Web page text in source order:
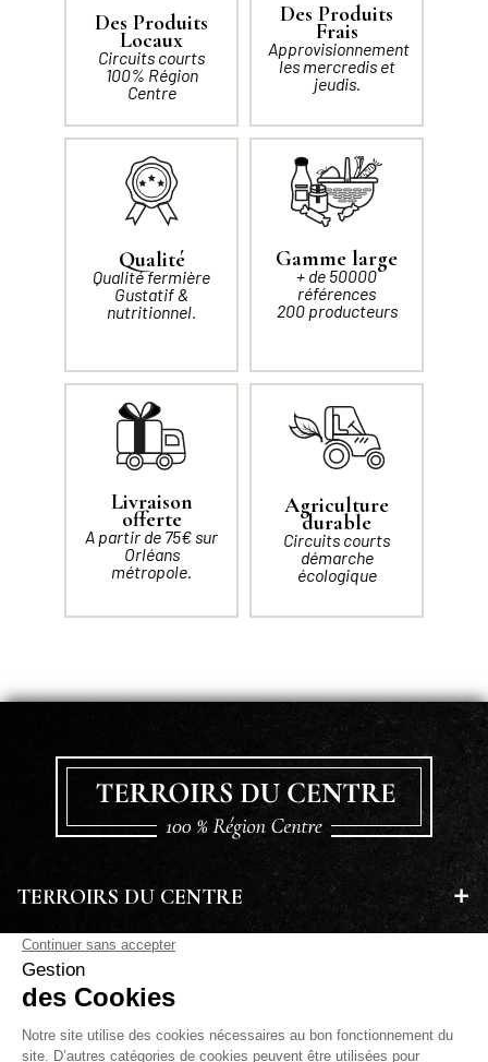
Des Produits
Locaux
Circuits courts
100% Région
Centre
Des Produits
Frais
Approvisionnement
les mercredis et
jeudis.
Qualité
Qualité fermière
Gustatif &
nutritionnel.
Gamme large
+ de 50000
références
200 producteurs
Livraison
offerte
A partir de 75€ sur
Orléans
métropole.
Agriculture
durable
Circuits courts
démarche
écologique
TERROIRS DU CENTRE
EN SAVOIR PLUS
A PROPOS
LETTRE D'INFORMATIONS